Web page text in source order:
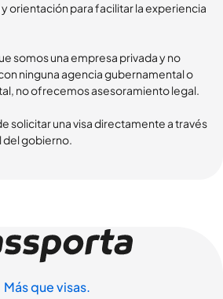
orientación para facilitar la experiencia
somos una empresa privada y no
ninguna agencia gubernamental o
no ofrecemos asesoramiento legal.
solicitar una visa directamente a través
del gobierno.
Más que visas.